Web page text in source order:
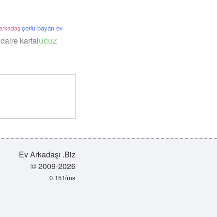
çorlu bayan ev
kartalucuz
Ev Arkadaşı .Biz
© 2009-2026
0.151/ms